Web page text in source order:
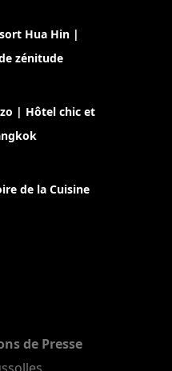
Hua Hin |
zénitude
| Hôtel chic et
de la Cuisine
de Presse